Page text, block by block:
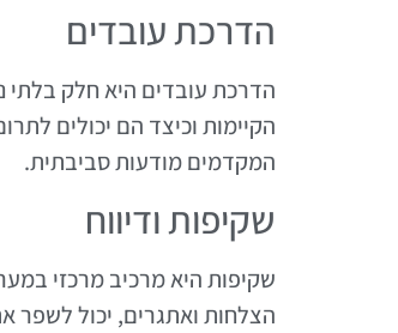
הדרכת עובדים
הדרכת עובדים היא חלק בלתי
הקיימות וכיצד הם יכולים
המקדמים מודעות סביבתית.
שקיפות ודיווח
שקיפות היא מרכיב מרכזי
הצלחות ואתגרים, יכול לשפר